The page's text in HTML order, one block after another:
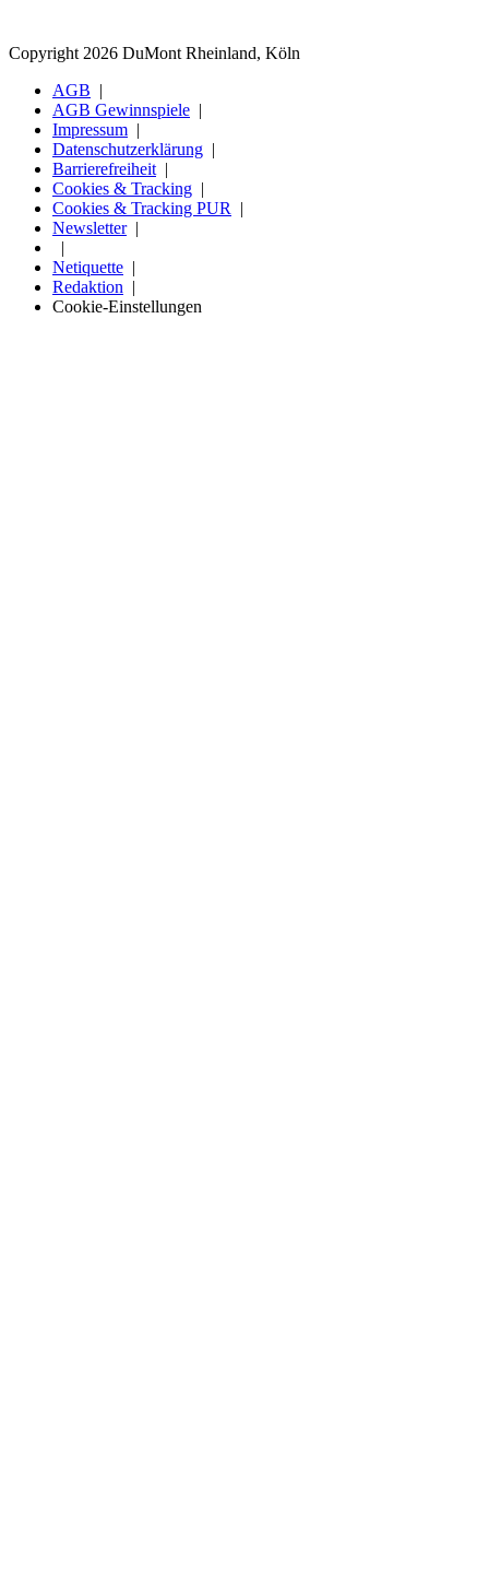
Copyright 2026 DuMont Rheinland, Köln
AGB
AGB Gewinnspiele
Impressum
Datenschutzerklärung
Barrierefreiheit
Cookies & Tracking
Cookies & Tracking PUR
Newsletter
Netiquette
Redaktion
Cookie-Einstellungen